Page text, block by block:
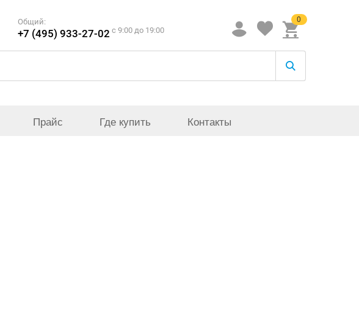
Общий:
+7 (495) 933-27-02 c 9:00 до 19:00
0
Прайс Где купить Контакты